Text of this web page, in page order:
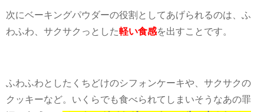
次にベーキングパウダーの役割としてあげられるのは、ふ
わふわ、サクサクっとした軽い食感を出すことです。
ふわふわとしたくちどけのシフォンケーキや、サクサクの
クッキーなど。いくらでも食べられてしまいそうなあの罪